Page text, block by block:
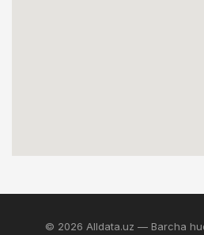
© 2026 Alldata.uz — Barcha